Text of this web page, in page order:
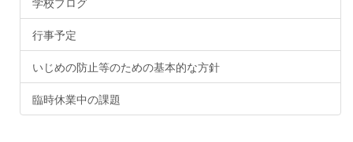
行事予定
いじめの防止等のための基本的な方針
臨時休業中の課題